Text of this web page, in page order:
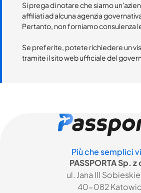
Si prega di notare che siamo
affiliati ad alcuna agenzia
Pertanto, non forniamo consulenza
Se preferite, potete richiedere un
tramite il sito web ufficiale del
Più che semplici
PASSPORTA Sp. z
ul. Jana III
40-082